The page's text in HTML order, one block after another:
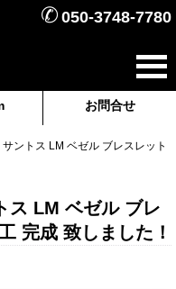
✆ 050-3748-7780
お問合せ
ントス LM ベゼル ブレスレット
ス LM ベゼル ブレ
完成 致しました！